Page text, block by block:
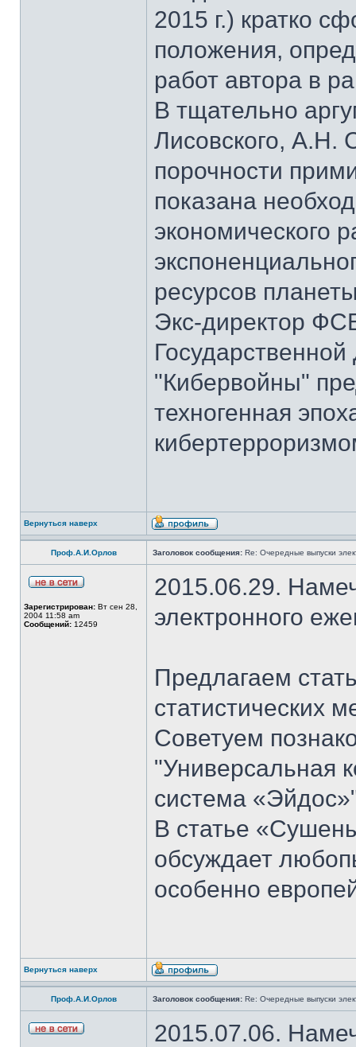
2015 г.) кратко
положения,
работ автора в
В тщательно
Лисовского,
порочности
показана
экономического
ресурсов
Экс-директор
"Кибервойны"
техногенная
Вернуться наверх
Проф.А.И.Орлов Заголовок сообщения: Re: Очередные выпуски
Зарегистрирован: Вт сен 28,
2004 11:58 am
Сообщений: 12459
2015.06.29.
электронного
Предлагаем
статистических
Советуем
"Универсальная
система
В статье
обсуждает
особенно
Вернуться наверх
Проф.А.И.Орлов Заголовок сообщения: Re: Очередные выпуски
2015.07.06.